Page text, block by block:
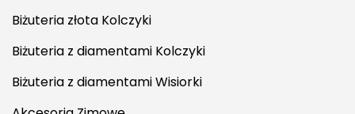
Biżuteria złota Kolczyki
Biżuteria z diamentami Kolczyki
Biżuteria z diamentami Wisiorki